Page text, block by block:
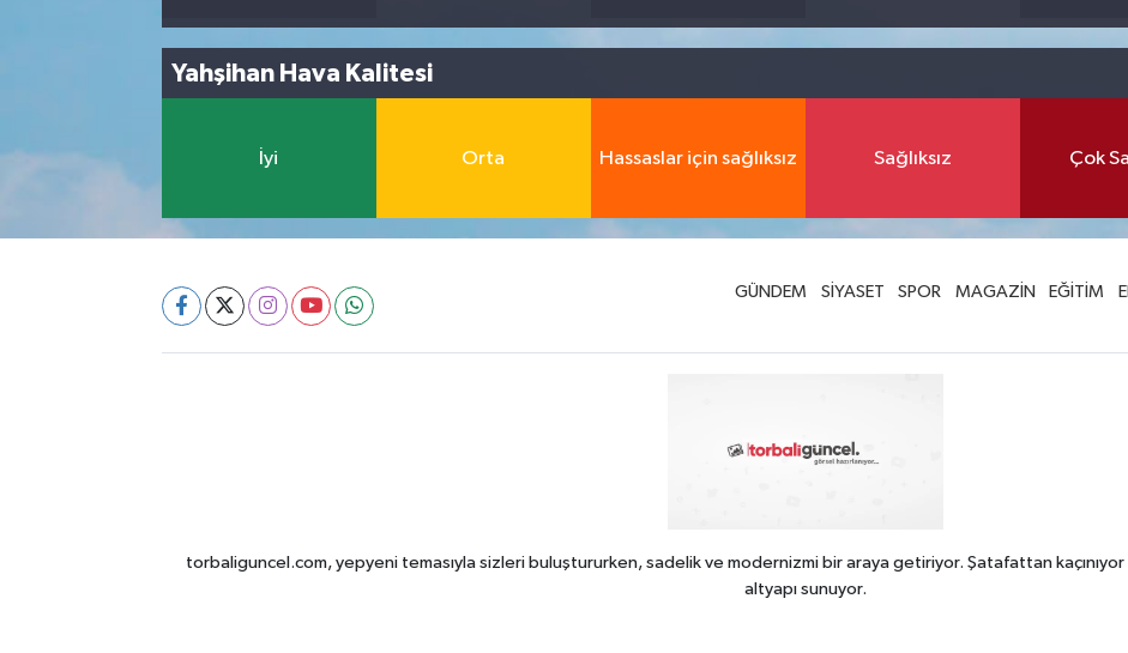
Yahşihan Hava Kalitesi
İyi Orta Hassaslar için sağlıksız Sağlıksız Çok
GÜNDEM SİYASET SPOR MAGAZİN EĞİTİM
torbaliguncel.com, yepyeni temasıyla sizleri buluştururken, sadelik ve modernizmi bir araya getiriyor. Şatafattan
altyapı sunuyor.